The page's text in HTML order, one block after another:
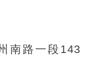
南路一段143